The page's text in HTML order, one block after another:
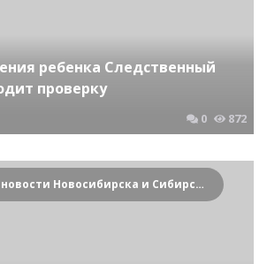
ребенка Следственный
проверку
0 872
Криминальные новости Новосибирска и Сибирского региона